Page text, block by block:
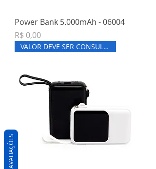
Power Bank 5.000mAh - 06004
Preço
R$ 0,00
VALOR DEVE SER CONSULTADO
AVALIAÇÕES